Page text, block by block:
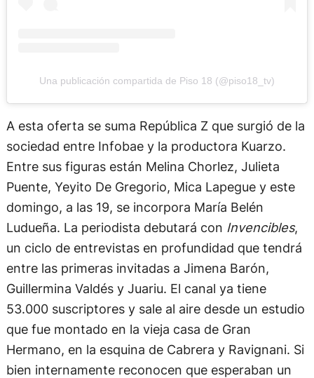
Una publicación compartida de Piso 18 (@piso18_tv)
A esta oferta se suma República Z que surgió de la
sociedad entre Infobae y la productora Kuarzo.
Entre sus figuras están Melina Chorlez, Julieta
Puente, Yeyito De Gregorio, Mica Lapegue y este
domingo, a las 19, se incorpora María Belén
Ludueña. La periodista debutará con Invencibles,
un ciclo de entrevistas en profundidad que tendrá
entre las primeras invitadas a Jimena Barón,
Guillermina Valdés y Juariu. El canal ya tiene
53.000 suscriptores y sale al aire desde un estudio
que fue montado en la vieja casa de Gran
Hermano, en la esquina de Cabrera y Ravignani. Si
bien internamente reconocen que esperaban un